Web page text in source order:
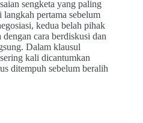
sengketa yang paling
langkah pertama sebelum
kedua belah pihak
dengan cara berdiskusi dan
Dalam klausul
kali dicantumkan
ditempuh sebelum beralih